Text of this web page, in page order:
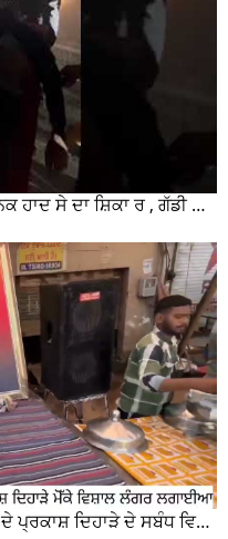
ਗੜਦੀਵਾਲਾ ਵਿਖੇ ਬੁਜ਼ੁਰਗ ਹੋਇਆ ਭਿਆ.ਨਕ ਹਾਦ ਸੇ ਦਾ ਸ਼ਿਕਾ ਰ , ਗੱਡੀ ਸਵਾਰ ਮੌਕੇ ਤੋ ਫਰਾਰ
ਧੰਨ ਧੰਨ ਸ੍ਰੀ ਗੁਰੂ ਰਵਿਦਾਸ ਮਹਾਰਾਜ ਜੀ ਦੇ ਪ੍ਰਕਾਸ਼ ਦਿਹਾੜੇ ਦੇ ਸਬੰਧ ਵਿਚ ਮੇਨ ਰੋੜ ਵਿਖੇ ਲਾਗਾਇਆ ਵਿਸ਼ਾਲ ਲੰਗਰ